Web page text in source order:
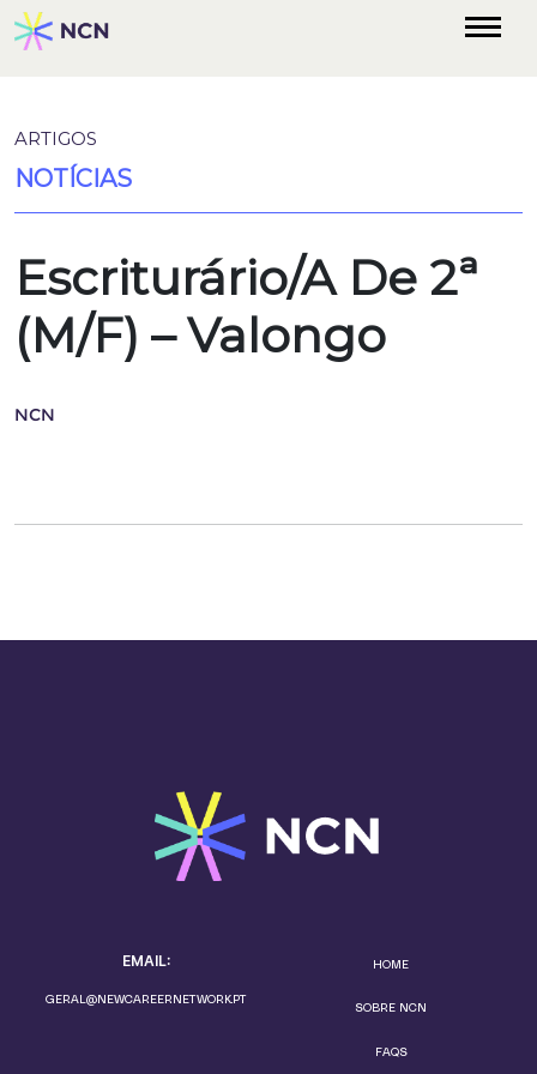
ARTIGOS
NOTÍCIAS
Escriturário/A De 2ª
(M/F) – Valongo
NCN
EMAIL:
GERAL@NEWCAREERNETWORK.PT
HOME
SOBRE NCN
FAQS